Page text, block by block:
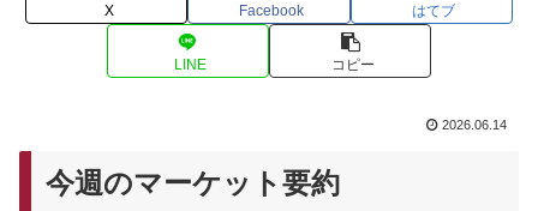
X Facebook はてブ
LINE コピー
2026.06.14
今週のマーケット要約